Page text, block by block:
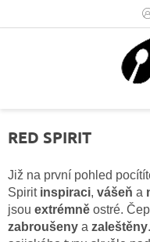
RED SPIRIT
Již na první pohled
Spirit inspiraci, vášeň a
jsou extrémně ostré.
zabroušeny a zaleštěny